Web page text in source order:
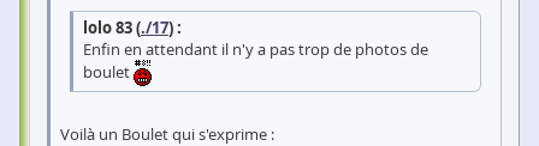
lolo 83 (./17) :
Enfin en attendant il n'y a pas trop de photos de
boulet
Voilà un Boulet qui s'exprime :